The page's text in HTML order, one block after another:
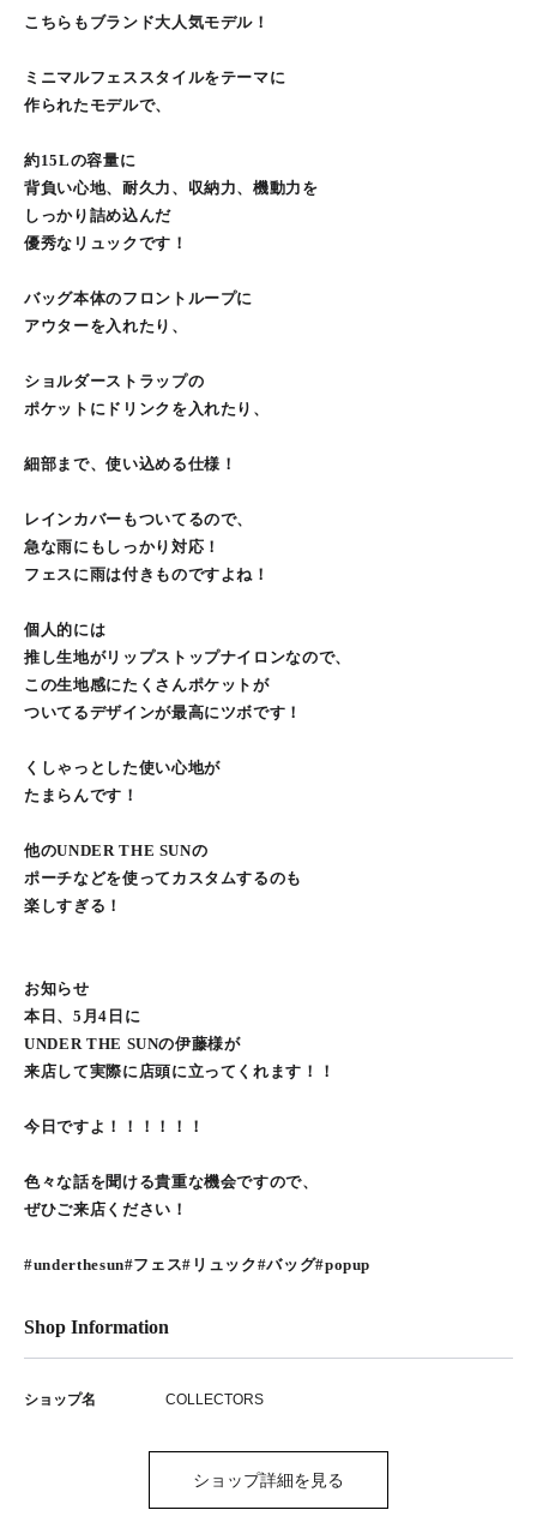
こちらもブランド大人気モデル！
ミニマルフェススタイルをテーマに
作られたモデルで、
約15Lの容量に
背負い心地、耐久力、収納力、機動力を
しっかり詰め込んだ
優秀なリュックです！
バッグ本体のフロントループに
アウターを入れたり、
ショルダーストラップの
ポケットにドリンクを入れたり、
細部まで、使い込める仕様！
レインカバーもついてるので、
急な雨にもしっかり対応！
フェスに雨は付きものですよね！
個人的には
推し生地がリップストップナイロンなので、
この生地感にたくさんポケットが
ついてるデザインが最高にツボです！
くしゃっとした使い心地が
たまらんです！
他のUNDER THE SUNの
ポーチなどを使ってカスタムするのも
楽しすぎる！
お知らせ
本日、5月4日に
UNDER THE SUNの伊藤様が
来店して実際に店頭に立ってくれます！！
今日ですよ！！！！！！
色々な話を聞ける貴重な機会ですので、
ぜひご来店ください！
#underthesun#フェス#リュック#バッグ#popup
Shop Information
ショップ名 COLLECTORS
ショップ詳細を見る